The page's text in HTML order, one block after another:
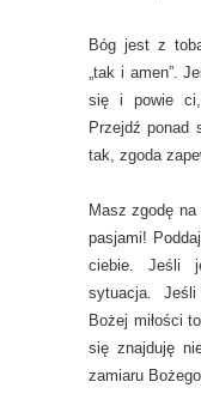
Bóg jest z
„tak i amen”.
się i powie
Przejdź ponad
tak, zgoda
Masz zgodę
pasjami!
ciebie. Jeśli
sytuacja.
Bożej miłości
się znajduję
zamiaru